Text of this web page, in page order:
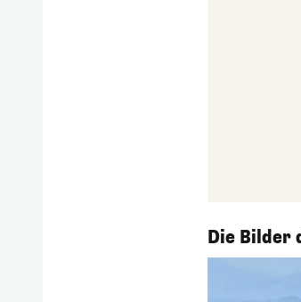
Die Bilder
1/56